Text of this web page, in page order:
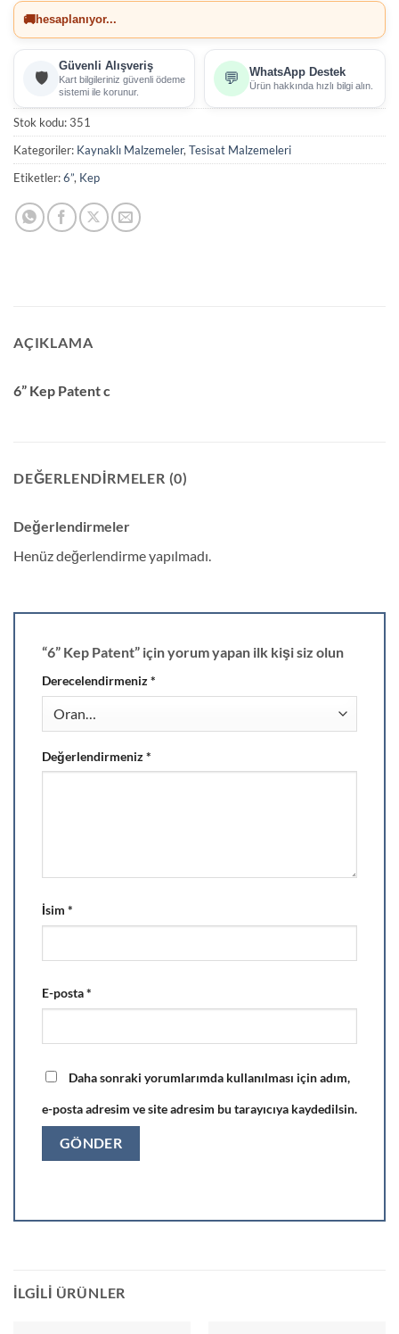
🚚hesaplanıyor...
🛡️
Güvenli Alışveriş
Kart bilgileriniz güvenli ödeme
sistemi ile korunur.
💬 WhatsApp Destek
Ürün hakkında hızlı bilgi alın.
Stok kodu:351
Kategoriler: Kaynaklı Malzemeler,Tesisat Malzemeleri
Etiketler:6”, Kep
AÇIKLAMA
6” Kep Patent c
DEĞERLENDIRMELER (0)
Değerlendirmeler
Henüz değerlendirme yapılmadı.
“6” Kep Patent” için yorum yapan ilk kişi siz olun
Derecelendirmeniz*
Değerlendirmeniz*
İsim *
E-posta*
Daha sonraki yorumlarımda kullanılması için adım,
e-posta adresim ve site adresim bu tarayıcıya kaydedilsin.
İLGILI ÜRÜNLER